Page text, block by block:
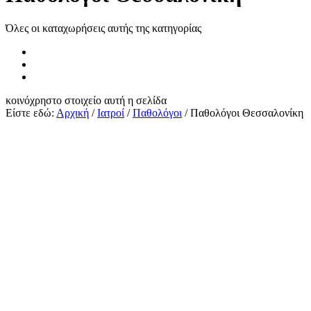
Όλες οι καταχωρήσεις αυτής της κατηγορίας
κοινόχρηστο στοιχείο αυτή η σελίδα
Είστε εδώ: Αρχική / Ιατροί / Παθολόγοι / Παθολόγοι Θεσσαλονίκη